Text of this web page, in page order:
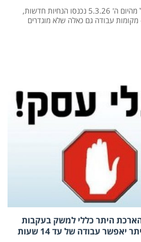
פיקוד העורף מעדכן שהחל מהיום ה' 5.3.26 נכנסו הנחיות חדשות,
עבודה גם כאלה שלא מוגדרים
היתר כללי למשק בעקבות
עבודה של עד 14 שעות